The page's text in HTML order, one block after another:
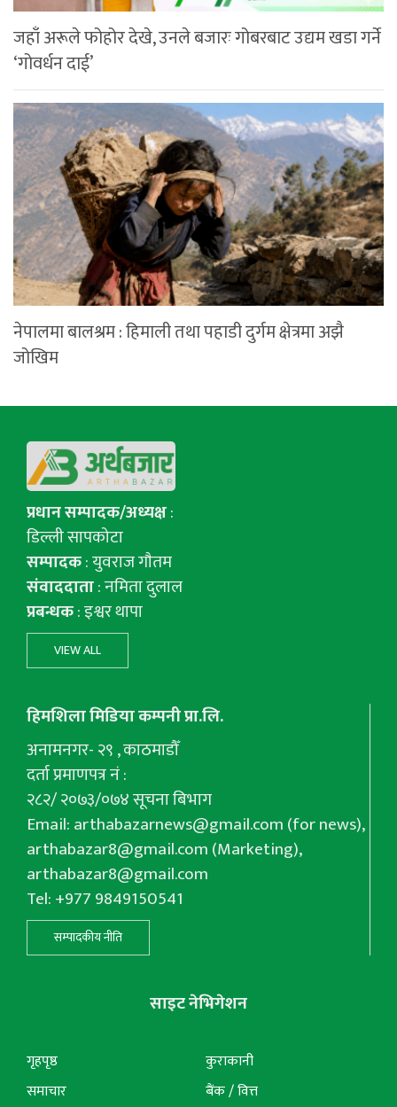
जहाँ अरूले फोहोर देखे, उनले बजारः गोबरबाट उद्यम खडा गर्ने
‘गोवर्धन दाई’
नेपालमा बालश्रम : हिमाली तथा पहाडी दुर्गम क्षेत्रमा अझै
जोखिम
प्रधान सम्पादक/अध्यक्ष:
डिल्ली सापकोटा
सम्पादक: युवराज गाैतम
संवाददाता: नमिता दुलाल
प्रबन्धक: इश्वर थापा
VIEW ALL
हिमशिला मिडिया कम्पनी प्रा.लि.
अनामनगर- २९ , काठमाडौँ
दर्ता प्रमाणपत्र नं :
२८२/ २०७३/०७४ सूचना बिभाग
Email:arthabazarnews@gmail.com(for news),
arthabazar8@gmail.com(Marketing),
arthabazar8@gmail.com
Tel: +977 9849150541
सम्पादकीय नीति
साइट नेभिगेशन
गृहपृष्ठ
समाचार
कुराकानी
बैंक / वित्त